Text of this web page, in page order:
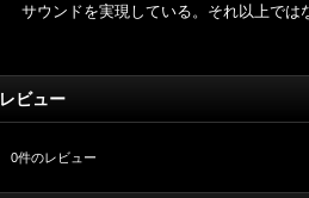
サウンドを実現している。それ以上で
レビュー
0件のレビュー